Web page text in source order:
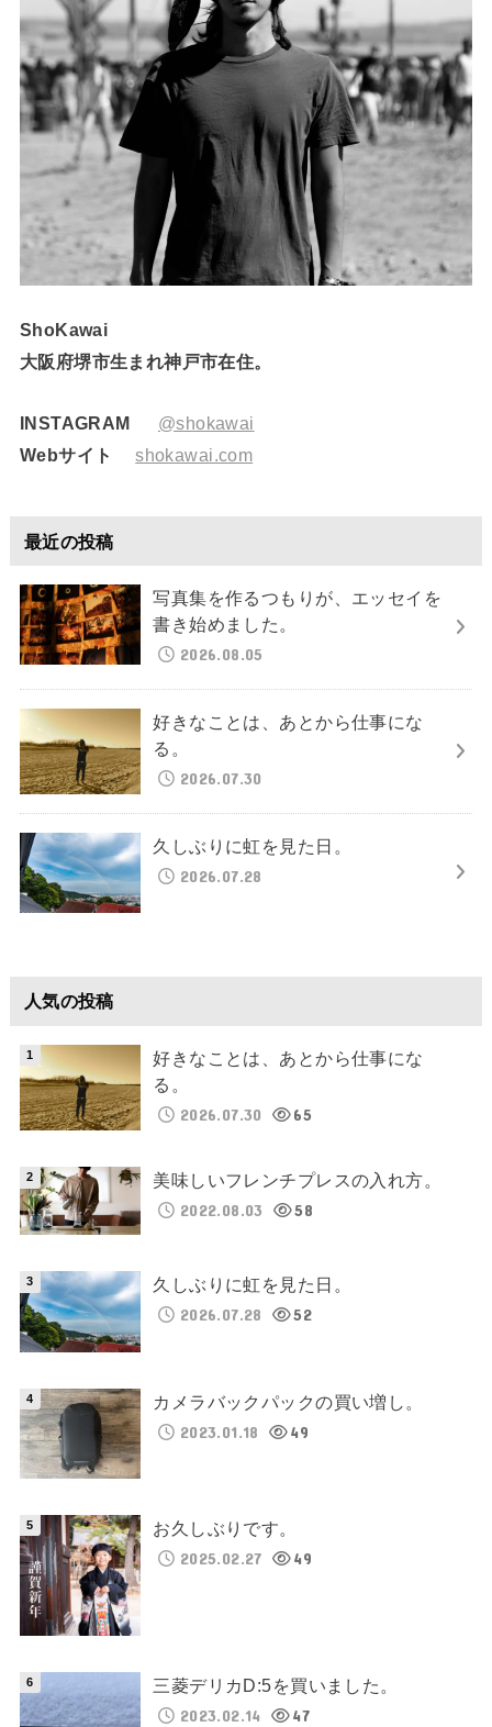
ShoKawai
大阪府堺市生まれ神戸市在住。
INSTAGRAM
@shokawai
Webサイト
shokawai.com
最近の投稿
写真集を作るつもりが、エッセイを
書き始めました。
2026.08.05
好きなことは、あとから仕事にな
る。
2026.07.30
久しぶりに虹を見た日。
2026.07.28
人気の投稿
好きなことは、あとから仕事にな
る。
2026.07.30
65
美味しいフレンチプレスの入れ方。
2022.08.03
58
久しぶりに虹を見た日。
2026.07.28
52
カメラバックパックの買い増し。
2023.01.18
49
お久しぶりです。
2025.02.27
49
三菱デリカD:5を買いました。
2023.02.14
47